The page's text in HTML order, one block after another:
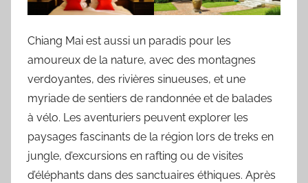
Chiang Mai est aussi un paradis pour les
amoureux de la nature, avec des montagnes
verdoyantes, des rivières sinueuses, et une
myriade de sentiers de randonnée et de balades
à vélo. Les aventuriers peuvent explorer les
paysages fascinants de la région lors de treks en
jungle, d’excursions en rafting ou de visites
d’éléphants dans des sanctuaires éthiques. Après